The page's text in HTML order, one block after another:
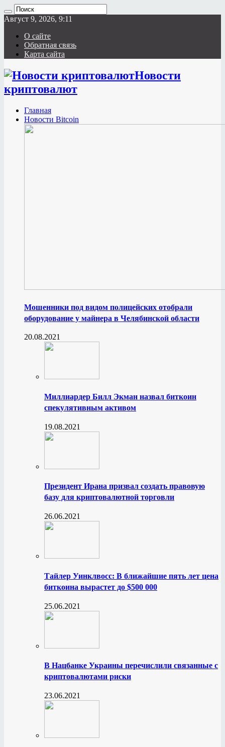
Август 9, 2026, 9:11
О сайте
Обратная связь
Карта сайта
Новости
криптовалют
Главная
Новости Bitcoin
Мошенники под видом полицейских отобрали
оборудование у майнера в Челябинской области
20.08.2021
Миллиардер Билл Экман назвал биткоин
спекулятивным активом
19.08.2021
Президент Ирана призвал создать правовую
базу для криптовалютной торговли
26.06.2021
Тайлер Уинклвосс: В ближайшие пять лет цена
биткоина вырастет до $500 000
25.06.2021
В Нацбанке Украины перечислили связанные с
криптовалютами риски
23.06.2021